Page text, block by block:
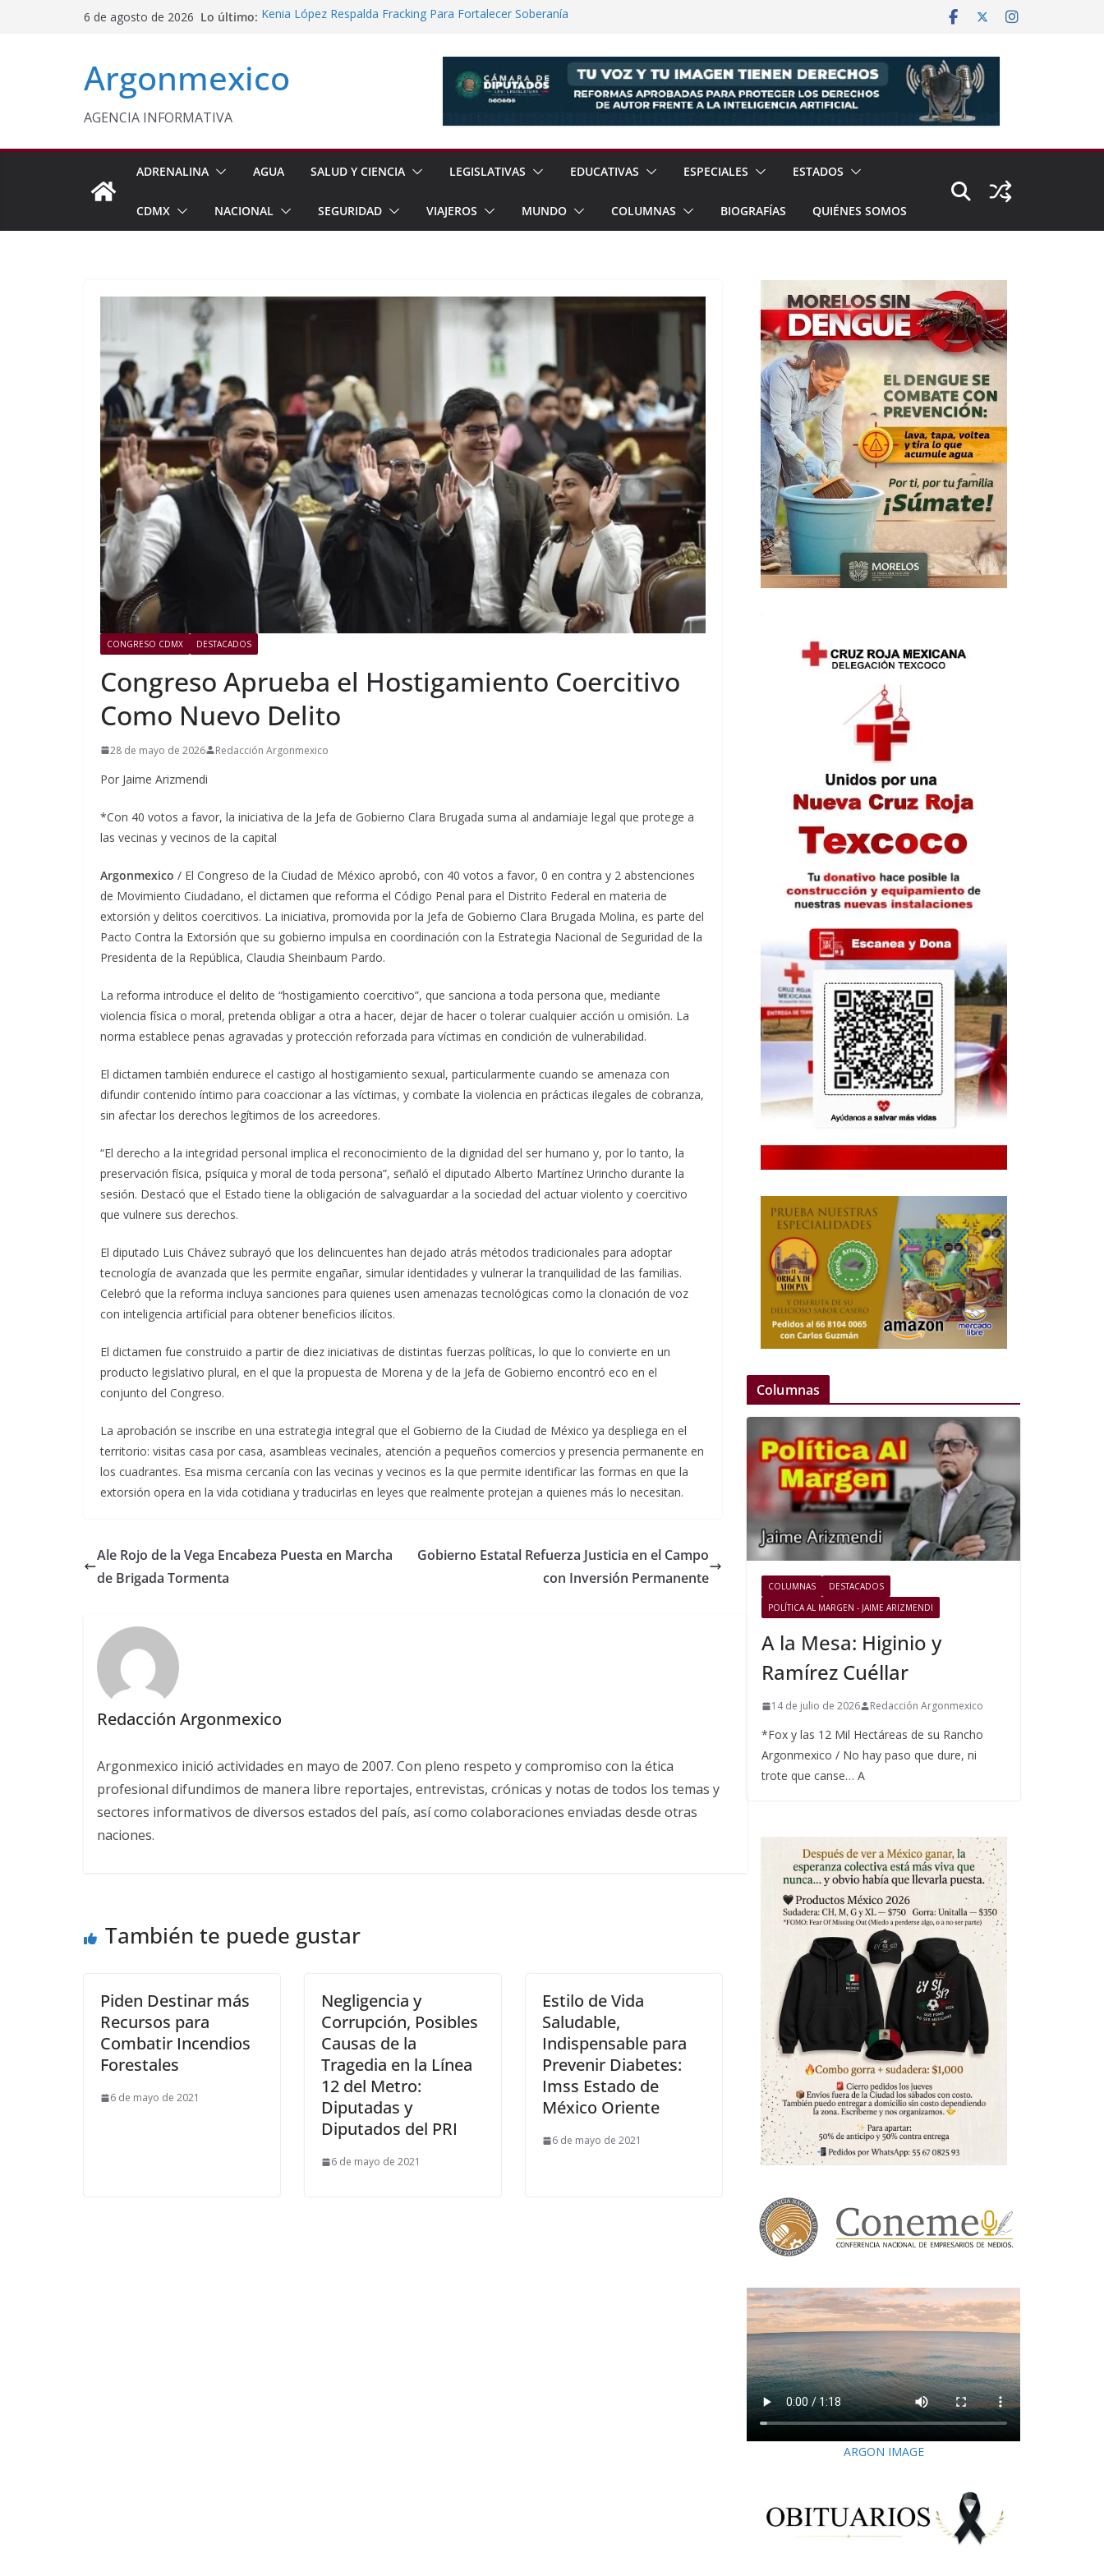
6 de agosto de 2026 Lo último: Kenia López Respalda Fracking Para Fortalecer Soberanía
Edomex Conmemora Día Internacional de los Pueblos
Monreal Llama a Cerrar Filas con Sheinbaum Ante Presiones
Exteriores
Argonmexico
AGENCIA INFORMATIVA
ADRENALINA AGUA SALUD Y CIENCIA LEGISLATIVAS EDUCATIVAS ESPECIALES ESTADOS
CDMX NACIONAL SEGURIDAD VIAJEROS MUNDO COLUMNAS BIOGRAFÍAS QUIÉNES SOMOS
CONGRESO CDMX DESTACADOS
Congreso Aprueba el Hostigamiento Coercitivo
Como Nuevo Delito
28 de mayo de 2026 Redacción Argonmexico
Por Jaime Arizmendi
*Con 40 votos a favor, la iniciativa de la Jefa de Gobierno Clara Brugada suma al andamiaje legal que protege a
las vecinas y vecinos de la capital
Argonmexico / El Congreso de la Ciudad de México aprobó, con 40 votos a favor, 0 en contra y 2 abstenciones
de Movimiento Ciudadano, el dictamen que reforma el Código Penal para el Distrito Federal en materia de
extorsión y delitos coercitivos. La iniciativa, promovida por la Jefa de Gobierno Clara Brugada Molina, es parte del
Pacto Contra la Extorsión que su gobierno impulsa en coordinación con la Estrategia Nacional de Seguridad de la
Presidenta de la República, Claudia Sheinbaum Pardo.
La reforma introduce el delito de “hostigamiento coercitivo”, que sanciona a toda persona que, mediante
violencia física o moral, pretenda obligar a otra a hacer, dejar de hacer o tolerar cualquier acción u omisión. La
norma establece penas agravadas y protección reforzada para víctimas en condición de vulnerabilidad.
El dictamen también endurece el castigo al hostigamiento sexual, particularmente cuando se amenaza con
difundir contenido íntimo para coaccionar a las víctimas, y combate la violencia en prácticas ilegales de cobranza,
sin afectar los derechos legítimos de los acreedores.
“El derecho a la integridad personal implica el reconocimiento de la dignidad del ser humano y, por lo tanto, la
preservación física, psíquica y moral de toda persona”, señaló el diputado Alberto Martínez Urincho durante la
sesión. Destacó que el Estado tiene la obligación de salvaguardar a la sociedad del actuar violento y coercitivo
que vulnere sus derechos.
El diputado Luis Chávez subrayó que los delincuentes han dejado atrás métodos tradicionales para adoptar
tecnología de avanzada que les permite engañar, simular identidades y vulnerar la tranquilidad de las familias.
Celebró que la reforma incluya sanciones para quienes usen amenazas tecnológicas como la clonación de voz
con inteligencia artificial para obtener beneficios ilícitos.
El dictamen fue construido a partir de diez iniciativas de distintas fuerzas políticas, lo que lo convierte en un
producto legislativo plural, en el que la propuesta de Morena y de la Jefa de Gobierno encontró eco en el
conjunto del Congreso.
La aprobación se inscribe en una estrategia integral que el Gobierno de la Ciudad de México ya despliega en el
territorio: visitas casa por casa, asambleas vecinales, atención a pequeños comercios y presencia permanente en
los cuadrantes. Esa misma cercanía con las vecinas y vecinos es la que permite identificar las formas en que la
extorsión opera en la vida cotidiana y traducirlas en leyes que realmente protejan a quienes más lo necesitan.
Ale Rojo de la Vega Encabeza Puesta en Marcha
de Brigada Tormenta
Gobierno Estatal Refuerza Justicia en el Campo
con Inversión Permanente
Redacción Argonmexico
Argonmexico inició actividades en mayo de 2007. Con pleno respeto y compromiso con la ética
profesional difundimos de manera libre reportajes, entrevistas, crónicas y notas de todos los temas y
sectores informativos de diversos estados del país, así como colaboraciones enviadas desde otras
naciones.
También te puede gustar
Piden Destinar más
Recursos para
Combatir Incendios
Forestales
6 de mayo de 2021
Negligencia y
Corrupción, Posibles
Causas de la
Tragedia en la Línea
12 del Metro:
Diputadas y
Diputados del PRI
6 de mayo de 2021
Estilo de Vida
Saludable,
Indispensable para
Prevenir Diabetes:
Imss Estado de
México Oriente
6 de mayo de 2021
Columnas
COLUMNAS
DESTACADOS
POLÍTICA AL MARGEN - JAIME ARIZMENDI
A la Mesa: Higinio y
Ramírez Cuéllar
14 de julio de 2026 Redacción Argonmexico
*Fox y las 12 Mil Hectáreas de su Rancho
Argonmexico / No hay paso que dure, ni
trote que canse… A
ARGON IMAGE